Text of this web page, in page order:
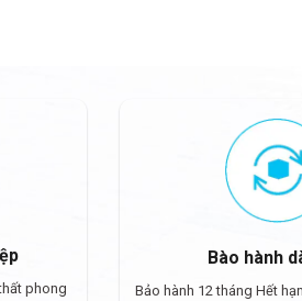
phong
Bào hành
Bảo hành 12 tháng Hết